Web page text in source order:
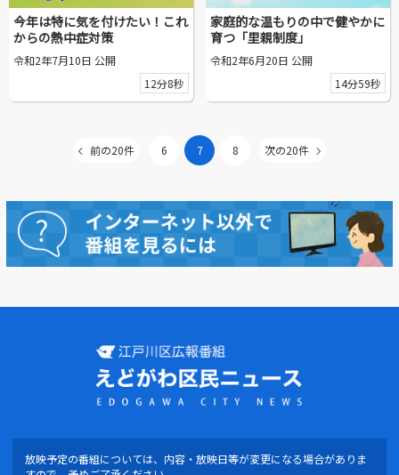
今年は特に気を付けたい！これ
からの熱中症対策
令和2年7月10日 公開
12分8秒
家庭的な温もりの中で健やかに
育つ「里親制度」
令和2年6月20日 公開
14分59秒
前の20件 6 7 8 次の20件
放映予定の番組については、内容・放映日等が変更になる場合がありま